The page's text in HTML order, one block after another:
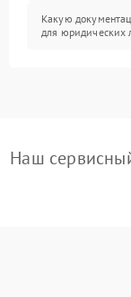
Какую
для юридических
Наш